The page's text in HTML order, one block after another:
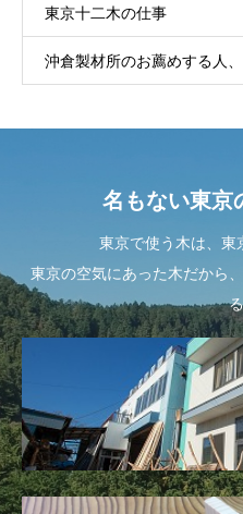
東京十二木の仕事
沖倉製材所のお薦めする人
名もない東京
東京で使う木は、東
東京の空気にあった木だから